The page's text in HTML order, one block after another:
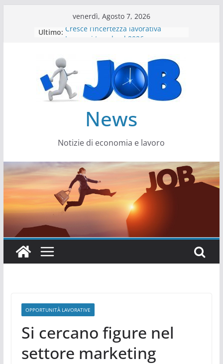
venerdì, Agosto 7, 2026
Ultimo: Cresce l’incertezza lavorativa
Il settore energy cambia veste
Servono più sustainability data
architect
News
Notizie di economia e lavoro
OPPORTUNITÀ LAVORATIVE
Si cercano figure nel
settore marketing